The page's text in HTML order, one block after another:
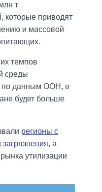
т
которые приводят
и массовой
темпов
среды
по данным ООН, в
будет больше
регионы с
, а
рынка утилизации